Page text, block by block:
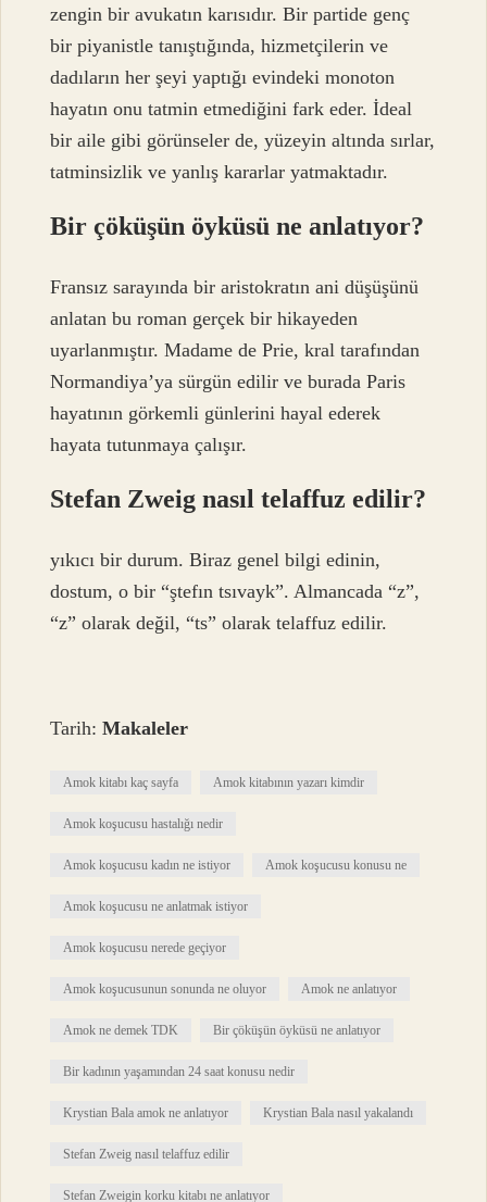
zengin bir avukatın karısıdır. Bir partide genç
bir piyanistle tanıştığında, hizmetçilerin ve
dadıların her şeyi yaptığı evindeki monoton
hayatın onu tatmin etmediğini fark eder. İdeal
bir aile gibi görünseler de, yüzeyin altında sırlar,
tatminsizlik ve yanlış kararlar yatmaktadır.
Bir çöküşün öyküsü ne anlatıyor?
Fransız sarayında bir aristokratın ani düşüşünü
anlatan bu roman gerçek bir hikayeden
uyarlanmıştır. Madame de Prie, kral tarafından
Normandiya’ya sürgün edilir ve burada Paris
hayatının görkemli günlerini hayal ederek
hayata tutunmaya çalışır.
Stefan Zweig nasıl telaffuz edilir?
yıkıcı bir durum. Biraz genel bilgi edinin,
dostum, o bir “ştefın tsıvayk”. Almancada “z”,
“z” olarak değil, “ts” olarak telaffuz edilir.
Tarih:Makaleler
Amok kitabı kaç sayfa Amok kitabının yazarı kimdir
Amok koşucusu hastalığı nedir
Amok koşucusu kadın ne istiyor Amok koşucusu konusu ne
Amok koşucusu ne anlatmak istiyor
Amok koşucusu nerede geçiyor
Amok koşucusunun sonunda ne oluyor Amok ne anlatıyor
Amok ne demek TDK Bir çöküşün öyküsü ne anlatıyor
Bir kadının yaşamından 24 saat konusu nedir
Krystian Bala amok ne anlatıyor Krystian Bala nasıl yakalandı
Stefan Zweig nasıl telaffuz edilir
Stefan Zweigin korku kitabı ne anlatıyor